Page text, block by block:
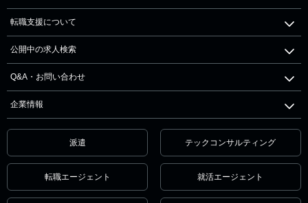
転職支援について
公開中の求人検索
Q&A・お問い合わせ
企業情報
派遣 テックコンサルティング
転職エージェント 就活エージェント